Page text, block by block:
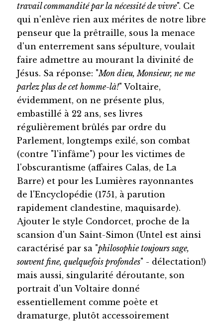
travail commandité par la nécessité de vivre". Ce
qui n'enlève rien aux mérites de notre libre
penseur que la prêtraille, sous la menace
d'un enterrement sans sépulture, voulait
faire admettre au mourant la divinité de
Jésus. Sa réponse: "Mon dieu, Monsieur, ne me
parlez plus de cet homme-là!" Voltaire,
évidemment, on ne présente plus,
embastillé à 22 ans, ses livres
régulièrement brûlés par ordre du
Parlement, longtemps exilé, son combat
(contre "l'infâme") pour les victimes de
l'obscurantisme (affaires Calas, de La
Barre) et pour les Lumières rayonnantes
de l'Encyclopédie (1751, à parution
rapidement clandestine, maquisarde).
Ajouter le style Condorcet, proche de la
scansion d'un Saint-Simon (Untel est ainsi
caractérisé par sa "philosophie toujours sage,
souvent fine, quelquefois profondes" - délectation!)
mais aussi, singularité déroutante, son
portrait d'un Voltaire donné
essentiellement comme poète et
dramaturge, plutôt accessoirement